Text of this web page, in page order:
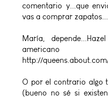
comentario y...que
vas a comprar zapatos...
María,
americano
http://
O por el contrario algo
(bueno no sé si